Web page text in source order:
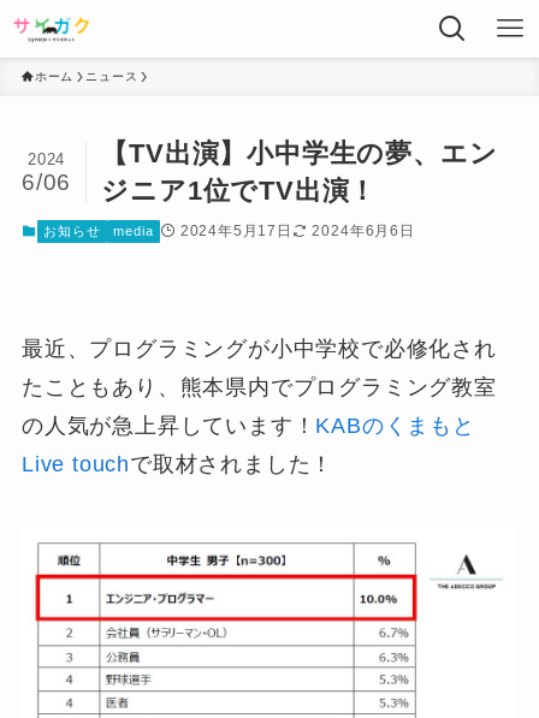
ホーム ニュース
【TV出演】小中学生の夢、エン
ジニア1位でTV出演！
2024
6/06
お知らせ media 2024年5月17日 2024年6月6日
最近、プログラミングが小中学校で必修化され
たこともあり、熊本県内でプログラミング教室
の人気が急上昇しています！ KABのくまもと
Live touchで取材されました！